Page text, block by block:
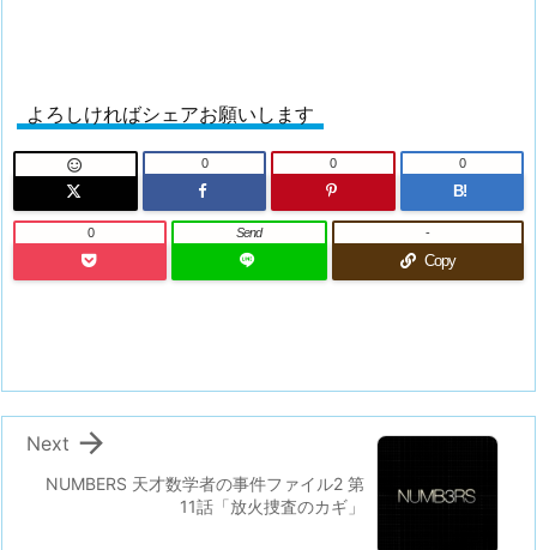
よろしければシェアお願いします
 0 0
B!
0
0 Send
Copy
-
NUMBERS 天才数学者の事件ファイル2 第
11話「放火捜査のカギ」

Next